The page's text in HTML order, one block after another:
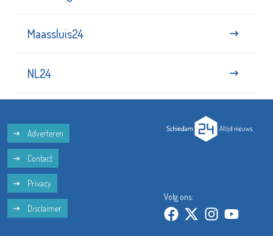
Adverteren
Contact
Privacy
Volg ons: